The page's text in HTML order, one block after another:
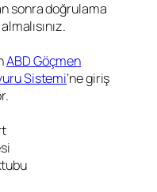
sonra doğrulama
ABD Göçmen
Sistemi‘ne giriş